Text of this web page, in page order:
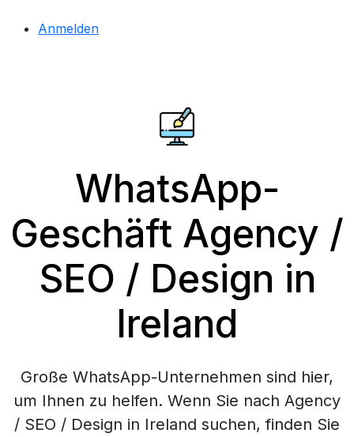
Anmelden
WhatsApp-
Geschäft Agency /
SEO / Design in
Ireland
Große WhatsApp-Unternehmen sind hier,
um Ihnen zu helfen. Wenn Sie nach Agency
/ SEO / Design in Ireland suchen, finden Sie